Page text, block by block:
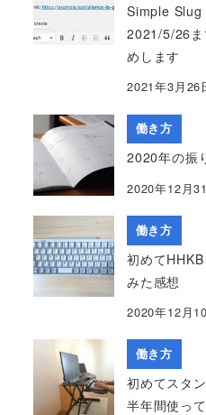
Simple Slug
2021/5/26ま
めします
2021年3月26
働き方
2020年の振
2020年12月
働き方
初めて
みた感想
2020年12月
働き方
初めてスタ
半年間使っ